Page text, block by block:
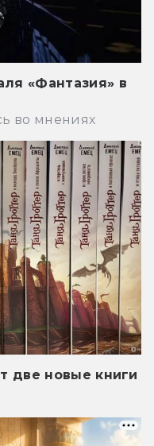
«Фантазия» в
во мнениях
две новые книги